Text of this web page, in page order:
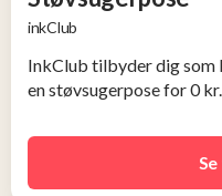
inkClub
InkClub tilbyder dig som
en støvsugerpose for 0 kr.